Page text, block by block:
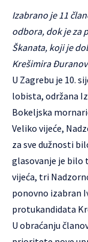
Izabrano je 11
odbora, dok je za
Škanata, koji je
Krešimira
U Zagrebu je 10.
lobista, održana
Bokeljska
Veliko vijeće,
za sve dužnosti
glasovanje je bilo
vijeća, tri
ponovno izabran
protukandidata
U obraćanju